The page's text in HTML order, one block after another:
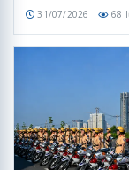
31/07/2026 68